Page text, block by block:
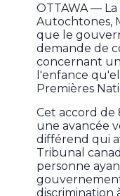
OTTAWA —
Autochtones,
que le
demande de
concernant
l'enfance
Premières
Cet accord de
une avancée
différend qui
Tribunal
personne
discrimination